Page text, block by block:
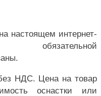
настоящем интернет-
обязательной
НДС. Цена на товар
оснастки или